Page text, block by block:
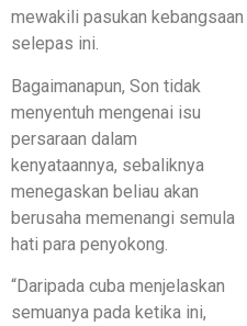
mewakili pasukan kebangsaan
selepas ini.
Bagaimanapun, Son tidak
menyentuh mengenai isu
persaraan dalam
kenyataannya, sebaliknya
menegaskan beliau akan
berusaha memenangi semula
hati para penyokong.
“Daripada cuba menjelaskan
semuanya pada ketika ini,